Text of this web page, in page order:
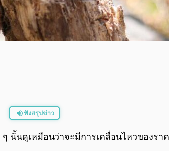
ฟังสรุปข่าว
ๆ นั้นดูเหมือนว่าจะมีการเคลื่อนไหวของร